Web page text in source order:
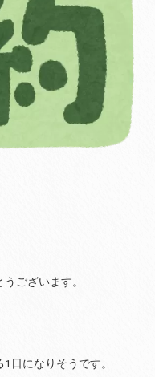
ございます。
日になりそうです。